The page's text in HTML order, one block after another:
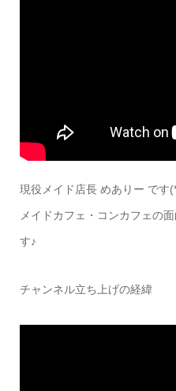
現役メイド店長 めありー です
メイドカフェ・コンカフェの
す♪
チャンネル立ち上げの経緯